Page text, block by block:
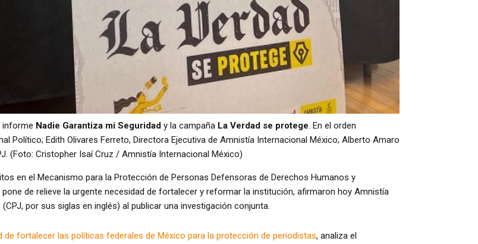
informe Nadie Garantiza mi Seguridad y la campaña La Verdad se protege. En el orden
Político; Edith Olivares Ferreto, Directora Ejecutiva de Amnistía Internacional México; Alberto Amaro
(Foto: Cristopher Isaí Cruz / Amnistía Internacional México)
en el Mecanismo para la Protección de Personas Defensoras de Derechos Humanos y
de relieve la urgente necesidad de fortalecer y reformar la institución, afirmaron hoy Amnistía
por sus siglas en inglés) al publicar una investigación conjunta.
de fortalecer las políticas federales de México para la protección de periodistas, analiza el